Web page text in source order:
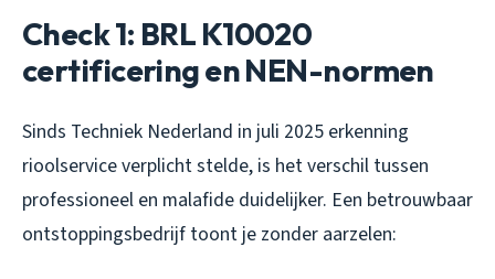
Check 1: BRL K10020
certificering en NEN-normen
Sinds Techniek Nederland in juli 2025 erkenning
rioolservice verplicht stelde, is het verschil tussen
professioneel en malafide duidelijker. Een betrouwbaar
ontstoppingsbedrijf toont je zonder aarzelen: